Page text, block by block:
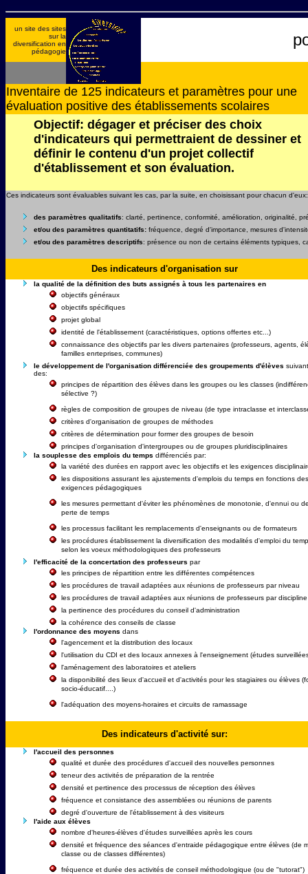
un site des sites
sur la
diversification en
pédagogie
Inventaire de 125 indicateurs et paramètres pour une
évaluation positive des établissements scolaires
Objectif: dégager et préciser des choix
d'indicateurs qui permettraient de dessiner et
définir le contenu d'un projet collectif
d'établissement et son évaluation.
Ces indicateurs sont évaluables suivant les cas, par la suite, en choisissant pour chacun d'eux:
des paramètres qualitatifs: clarté, pertinence, conformité, amélioration, originalité,
et/ou des paramètres quantitatifs: fréquence, degré d'importance, mesures
et/ou des paramètres descriptifs: présence ou non de certains éléments typiques,
Des indicateurs d'organisation sur
la qualité de la définition des buts assignés à tous les partenaires en
objectifs généraux
objectifs spécifiques
projet global
identité de l'établissement (caractéristiques, options offertes etc...)
connaissance des objectifs par les divers partenaires (professeurs, agents,
familles enrteprises, communes)
le développement de l'organisation différenciée des groupements d'élèves suivant
des:
principes de répartition des élèves dans les groupes ou les classes
sélective ?)
règles de composition de groupes de niveau (de type intraclasse et
critères d'organisation de groupes de méthodes
critères de détermination pour former des groupes de besoin
principes d'organisation d'intergroupes ou de groupes pluridisciplinaires
la souplesse des emplois du temps différenciés par:
la variété des durées en rapport avec les objectifs et les exigences
les dispositions assurant les ajustements d'emplois du temps en fonctions des
exigences pédagogiques
les mesures permettant d'éviter les phénomènes de monotonie, d'ennui ou
perte de temps
les processus facilitant les remplacements d'enseignants ou de formateurs
les procédures établissement la diversification des modalités d'emploi du
selon les voeux méthodologiques des professeurs
l'efficacité de la concertation des professeurs par
les principes de répartition entre les différentes compétences
les procédures de travail adaptées aux réunions de professeurs par niveau
les procédures de travail adaptées aux réunions de professeurs par discipline
la pertinence des procédures du conseil d'administration
la cohérence des conseils de classe
l'ordonnance des moyens dans
l'agencement et la distribution des locaux
l'utilisation du CDI et des locaux annexes à l'enseignement (études
l'aménagement des laboratoires et ateliers
la disponibilité des lieux d'accueil et d'activités pour les stagiaires ou élèves
socio-éducatif....)
l'adéquation des moyens-horaires et circuits de ramassage
Des indicateurs d'activité sur:
l'accueil des personnes
qualité et durée des procédures d'accueil des nouvelles personnes
teneur des activités de préparation de la rentrée
densité et pertinence des processus de réception des élèves
fréquence et consistance des assemblées ou réunions de parents
degré d'ouverture de l'établissement à des visiteurs
l'aide aux élèves
nombre d'heures-élèves d'études surveillées après les cours
densité et fréquence des séances d'entraide pédagogique entre élèves (de
classe ou de classes différentes)
fréquence et durée des activités de conseil méthodologique (ou de "tutorat")